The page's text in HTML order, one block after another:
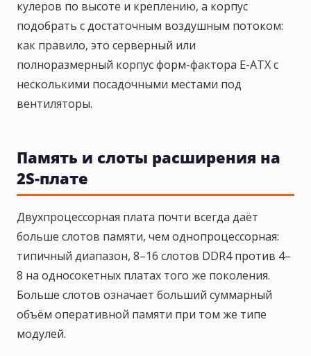
кулеров по высоте и креплению, а корпус
подобрать с достаточным воздушным потоком:
как правило, это серверный или
полноразмерный корпус форм-фактора E-ATX с
несколькими посадочными местами под
вентиляторы.
Память и слоты расширения на
2S-плате
Двухпроцессорная плата почти всегда даёт
больше слотов памяти, чем однопроцессорная:
типичный диапазон, 8–16 слотов DDR4 против 4–
8 на односокетных платах того же поколения.
Больше слотов означает больший суммарный
объём оперативной памяти при том же типе
модулей.